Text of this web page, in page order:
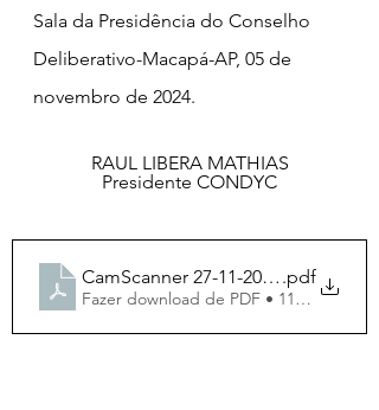
Sala da Presidência do Conselho
Deliberativo-Macapá-AP, 05 de
novembro de 2024.
RAUL LIBERA MATHIAS
Presidente CONDYC
CamScanner 27-11-2024 18.56
.pdf
Fazer download de PDF • 111KB